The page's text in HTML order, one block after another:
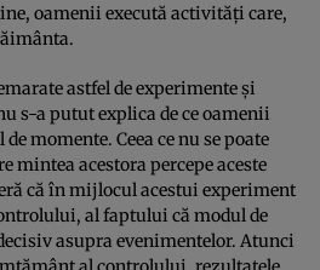
oamenii execută activităţi care,
astfel de experimente şi
s-a putut explica de ce oamenii
momente. Ceea ce nu se poate
mintea acestora percepe aceste
că în mijlocul acestui experiment
al faptului că modul de
asupra evenimentelor. Atunci